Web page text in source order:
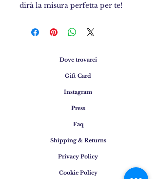
dirà la misura perfetta per te!
Dove trovarci
Gift Card
Instagram
Press
Faq
Shipping & Returns
Privacy Policy
Cookie Policy